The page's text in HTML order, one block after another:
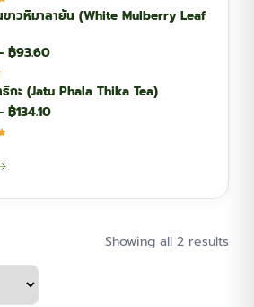
฿44.10
฿116.10
ขาวหิมาลายัน (White Mulberry Leaf
฿93.60Price
฿40.50
through
กะ (Jatu Phala Thika Tea)
฿134.10Price
Showing all 2 results